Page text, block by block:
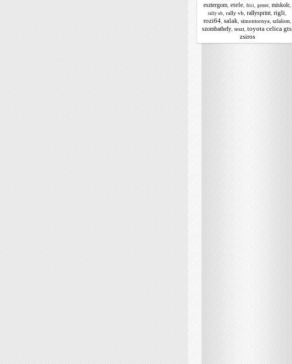
esztergom, etele, frici gemer, miskolc,
rally ob rally vb rallysprint rigli
rozi64, salak simontornya, szlalom
szombathely, teszt, toyota celica gts,
zsiros